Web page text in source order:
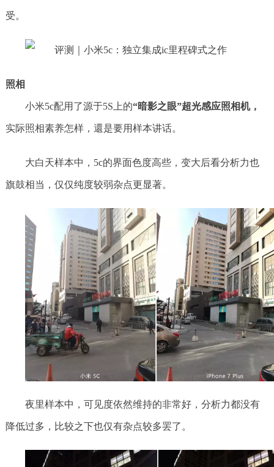
受。
照相
小米5c配用了源于5S上的“暗影之眼”超光感应照相机，
实际照相素养怎样，還是要用样本讲话。
大白天样本中，5c的界面色度高些，变大后看分析力也
旗鼓相当，仅仅纯度较弱杂点更显著。
夜里样本中，可见度依然维持的非常好，分析力都没有
降低过多，比较之下也仅有杂点较多罢了。